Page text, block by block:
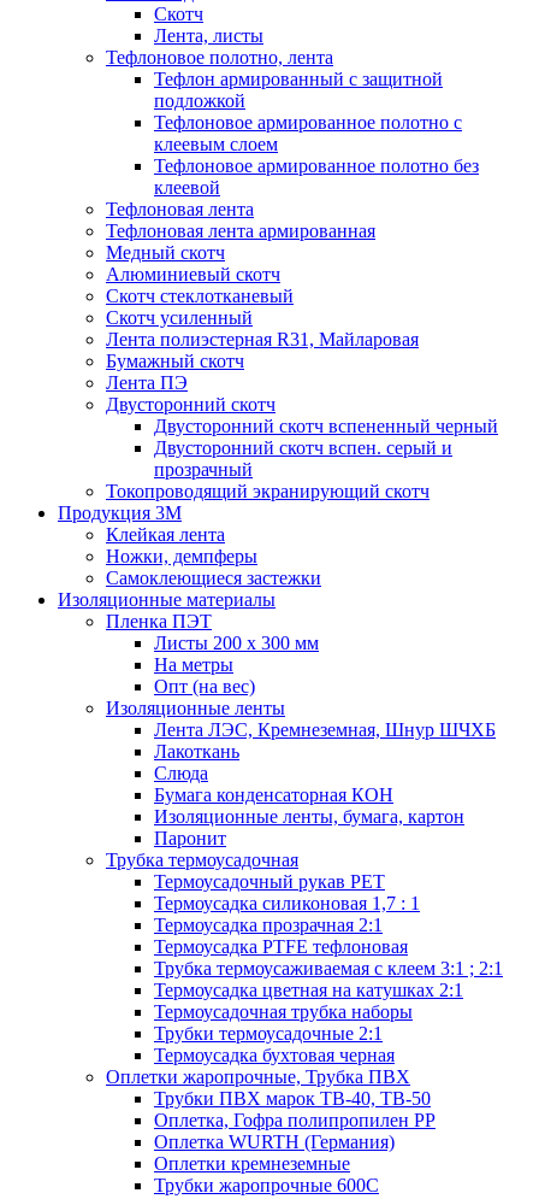
Скотч
Лента, листы
Тефлоновое полотно, лента
Тефлон армированный с защитной
подложкой
Тефлоновое армированное полотно с
клеевым слоем
Тефлоновое армированное полотно без
клеевой
Тефлоновая лента
Тефлоновая лента армированная
Медный скотч
Алюминиевый скотч
Скотч стеклотканевый
Скотч усиленный
Лента полиэстерная R31, Майларовая
Бумажный скотч
Лента ПЭ
Двусторонний скотч
Двусторонний скотч вспененный черный
Двусторонний скотч вспен. серый и
прозрачный
Токопроводящий экранирующий скотч
Продукция 3M
Клейкая лента
Ножки, демпферы
Самоклеющиеся застежки
Изоляционные материалы
Пленка ПЭТ
Листы 200 х 300 мм
На метры
Опт (на вес)
Изоляционные ленты
Лента ЛЭС, Кремнеземная, Шнур ШЧХБ
Лакоткань
Слюда
Бумага конденсаторная КОН
Изоляционные ленты, бумага, картон
Паронит
Трубка термоусадочная
Термоусадочный рукав PET
Термоусадка силиконовая 1,7 : 1
Термоусадка прозрачная 2:1
Термоусадка PTFE тефлоновая
Трубка термоусаживаемая с клеем 3:1 ; 2:1
Термоусадка цветная на катушках 2:1
Термоусадочная трубка наборы
Трубки термоусадочные 2:1
Термоусадка бухтовая черная
Оплетки жаропрочные, Трубка ПВХ
Трубки ПВХ марок ТВ-40, ТВ-50
Оплетка, Гофра полипропилен PP
Оплетка WURTH (Германия)
Оплетки кремнеземные
Трубки жаропрочные 600С